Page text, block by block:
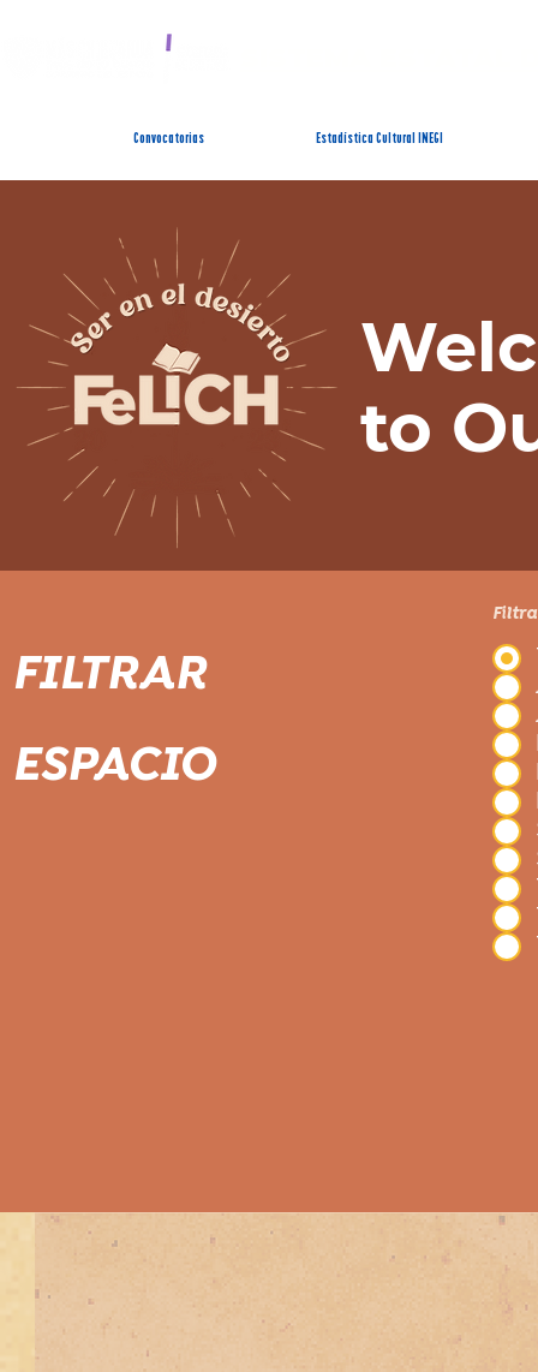
Convocatorias Estadística Cultural INEGI
to
FILTRAR
ESPACIO